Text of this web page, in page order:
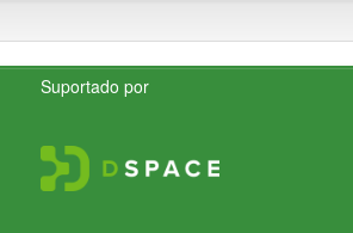
Suportado por